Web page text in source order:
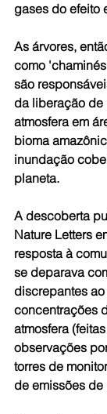
gases do efeito
As árvores,
como
são
da liberação de
atmosfera em
bioma
inundação
planeta.
A descoberta
Nature Letters
resposta à
se deparava
discrepantes
concentrações
atmosfera
observações
torres de
de emissões